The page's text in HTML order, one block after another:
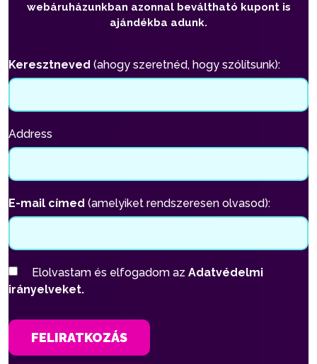
webáruházunkban azonnal beváltható kupont is
ajándékba adunk.
Keresztneved (ahogy szeretnéd, hogy szólítsunk):
Address
E-mail címed (amelyiket rendszeresen olvasod):
Elolvastam és elfogadom az Adatvédelmi
irányelveket.
FELIRATKOZÁS